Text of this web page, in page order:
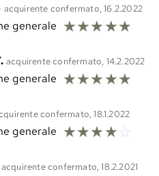
acquirente confermato, 16.2.2022
generale ☆☆☆☆☆
acquirente confermato, 14.2.2022
generale ☆☆☆☆☆
confermato, 18.1.2022
generale ☆☆☆☆☆
acquirente confermato, 18.2.2021